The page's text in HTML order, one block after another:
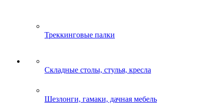
Треккинговые палки
Складные столы, стулья, кресла
Шезлонги, гамаки, дачная мебель